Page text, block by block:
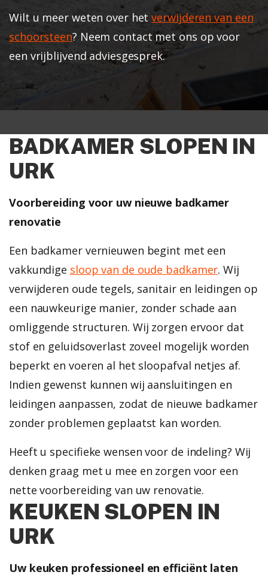
Wilt u meer weten over hetverwijderen van een
schoorsteen? Neem contact met ons op voor
een vrijblijvend adviesgesprek.
BADKAMER SLOPEN IN
URK
Voorbereiding voor uw nieuwe badkamer
renovatie
Een badkamer vernieuwen begint met een
vakkundige sloop van de oude badkamer. Wij
verwijderen oude tegels, sanitair en leidingen op
een nauwkeurige manier, zonder schade aan
omliggende structuren. Wij zorgen ervoor dat
stof en geluidsoverlast zoveel mogelijk worden
beperkt en voeren al het sloopafval netjes af.
Indien gewenst kunnen wij aansluitingen en
leidingen aanpassen, zodat de nieuwe badkamer
zonder problemen geplaatst kan worden.
Heeft u specifieke wensen voor de indeling? Wij
denken graag met u mee en zorgen voor een
nette voorbereiding van uw renovatie.
KEUKEN SLOPEN IN
URK
Uw keuken professioneel en efficiënt laten